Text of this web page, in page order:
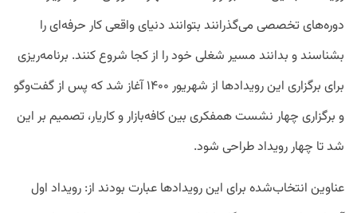
دوره‌های تخصصی می‌گذرانند بتوانند دنیای واقعی کار حرفه‌ای را
بشناسند و بدانند مسیر شغلی خود را از کجا شروع کنند. برنامه‌ریزی
برای برگزاری این رویدادها از شهریور ۱۴۰۰ آغاز شد که پس از گفت‌وگو
و برگزاری چهار نشست همفکری بین کافه‌بازار و کاریار، تصمیم بر این
شد تا چهار رویداد طراحی شود.
عناوین انتخاب‌شده برای این رویدادها عبارت بودند از: رویداد اول